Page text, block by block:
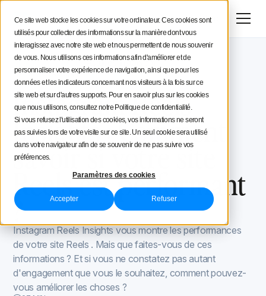
Ce site web stocke les cookies sur votre ordinateur. Ces cookies sont
utilisés pour collecter des informations sur la manière dont vous
interagissez avec notre site web et nous permettent de nous souvenir
de vous. Nous utilisons ces informations afin d'améliorer et de
personnaliser votre expérience de navigation, ainsi que pour les
données et les indicateurs concernant nos visiteurs à la fois sur ce
site web et sur d'autres supports. Pour en savoir plus sur les cookies
que nous utilisons, consultez notre Politique de confidentialité.
Si vous refusez l'utilisation des cookies, vos informations ne seront
pas suivies lors de votre visite sur ce site. Un seul cookie sera utilisé
dans votre navigateur afin de se souvenir de ne pas suivre vos
préférences.
Paramètres des cookies
Accepter Refuser
Essai gratuit
Menu
Stratégie social media
Conseils aux créateurs
Iconosquare
Blog Iconosquare Astuces Instagram
Astuces Instagram
November 21, 2022
Mis à jour leNovember 21, 2022
Instagram Reels
Insights : Comment
savoir si votre site
Reels est performant
?
Instagram Reels Insights vous montre les performances
de votre site Reels . Mais que faites-vous de ces
informations ? Et si vous ne constatez pas autant
d'engagement que vous le souhaitez, comment pouvez-
vous améliorer les choses ?